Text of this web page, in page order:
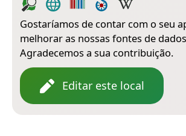
Gostaríamos de contar com o seu
melhorar as nossas fontes de
Agradecemos a sua contribuição.
Editar este local